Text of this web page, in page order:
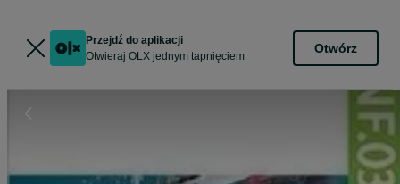
Przejdź do aplikacji
Otwieraj OLX jednym tapnięciem
Otwórz